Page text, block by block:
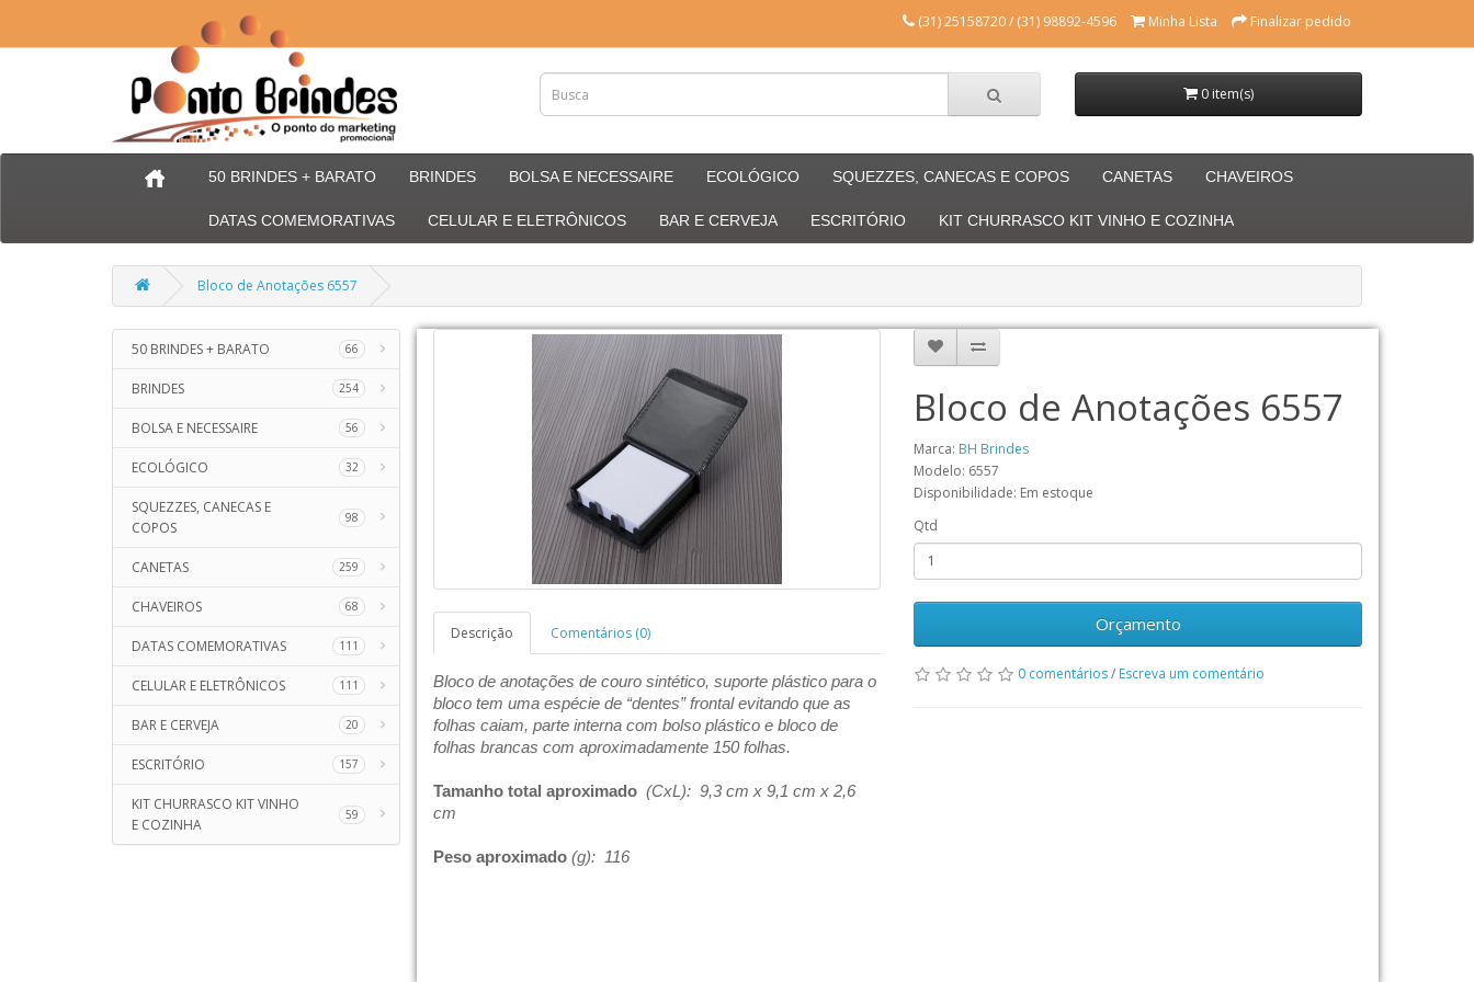
(31) 25158720 / (31) 98892-4596 Minha Lista Finalizar pedido
0 item(s)
50 BRINDES + BARATO BRINDES BOLSA E NECESSAIRE ECOLÓGICO SQUEZZES, CANECAS E COPOS CANETAS CHAVEIROS
DATAS COMEMORATIVAS CELULAR E ELETRÔNICOS BAR E CERVEJA ESCRITÓRIO KIT CHURRASCO KIT VINHO E COZINHA
Bloco de Anotações 6557
50 BRINDES + BARATO 66
BRINDES 254
BOLSA E NECESSAIRE 56
ECOLÓGICO 32
SQUEZZES, CANECAS E
COPOS
98
CANETAS 259
CHAVEIROS 68
DATAS COMEMORATIVAS 111
CELULAR E ELETRÔNICOS 111
BAR E CERVEJA 20
ESCRITÓRIO 157
KIT CHURRASCO KIT VINHO
E COZINHA
59
Descrição Comentários (0)
Bloco de anotações de couro sintético, suporte plástico para o
bloco tem uma espécie de “dentes” frontal evitando que as
folhas caiam, parte interna com bolso plástico e bloco de
folhas brancas com aproximadamente 150 folhas.
Tamanho total aproximado (CxL): 9,3 cm x 9,1 cm x 2,6
cm
Peso aproximado(g): 116
Bloco de Anotações 6557
Marca: BH Brindes
Modelo: 6557
Disponibilidade: Em estoque
Qtd
Orçamento
0 comentários/ Escreva um comentário